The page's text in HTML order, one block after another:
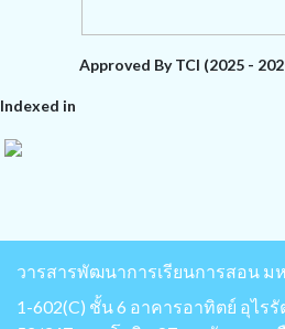
Approved By TCI (2025 -
Indexed in
วารสารพัฒนาการเรียนการสอน ม
1-602(C) ชั้น 6 อาคารอาทิตย์ อุไร